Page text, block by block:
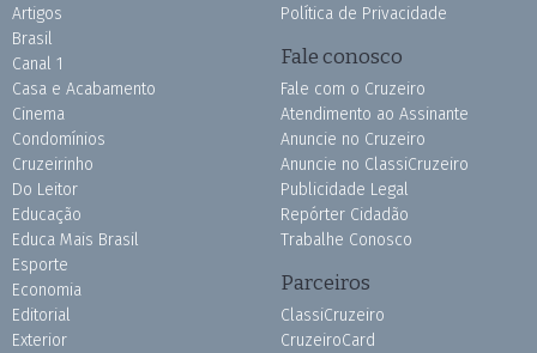
Artigos
Brasil
Canal 1
Casa e Acabamento
Cinema
Condomínios
Cruzeirinho
Do Leitor
Educação
Educa Mais Brasil
Esporte
Economia
Editorial
Exterior
Política de Privacidade
Fale conosco
Fale com o Cruzeiro
Atendimento ao Assinante
Anuncie no Cruzeiro
Anuncie no ClassiCruzeiro
Publicidade Legal
Repórter Cidadão
Trabalhe Conosco
Parceiros
ClassiCruzeiro
CruzeiroCard